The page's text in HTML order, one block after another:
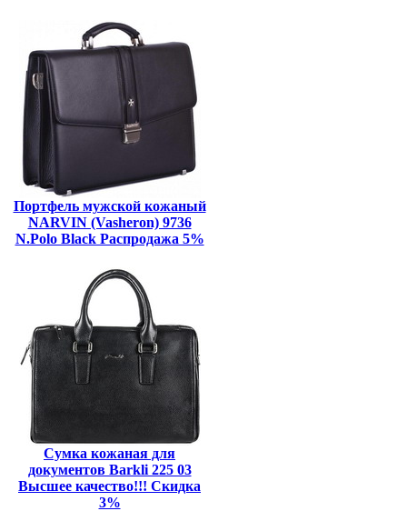
Портфель мужской кожаный
NARVIN (Vasheron) 9736
N.Polo Black Распродажа 5%
Сумка кожаная для
документов Barkli 225 03
Высшее качество!!! Скидка
3%